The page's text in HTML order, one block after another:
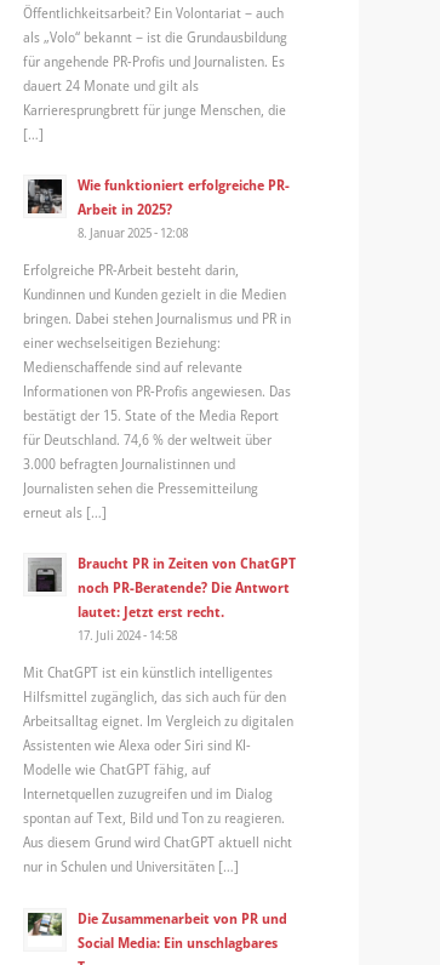
Öffentlichkeitsarbeit? Ein Volontariat – auch
als „Volo“ bekannt – ist die Grundausbildung
für angehende PR-Profis und Journalisten. Es
dauert 24 Monate und gilt als
Karrieresprungbrett für junge Menschen, die
[…]
Wie funktioniert erfolgreiche PR-
Arbeit in 2025?
8. Januar 2025 - 12:08
Erfolgreiche PR-Arbeit besteht darin,
Kundinnen und Kunden gezielt in die Medien
bringen. Dabei stehen Journalismus und PR in
einer wechselseitigen Beziehung:
Medienschaffende sind auf relevante
Informationen von PR-Profis angewiesen. Das
bestätigt der 15. State of the Media Report
für Deutschland. 74,6 % der weltweit über
3.000 befragten Journalistinnen und
Journalisten sehen die Pressemitteilung
erneut als […]
Braucht PR in Zeiten von ChatGPT
noch PR-Beratende? Die Antwort
lautet: Jetzt erst recht.
17. Juli 2024 - 14:58
Mit ChatGPT ist ein künstlich intelligentes
Hilfsmittel zugänglich, das sich auch für den
Arbeitsalltag eignet. Im Vergleich zu digitalen
Assistenten wie Alexa oder Siri sind KI-
Modelle wie ChatGPT fähig, auf
Internetquellen zuzugreifen und im Dialog
spontan auf Text, Bild und Ton zu reagieren.
Aus diesem Grund wird ChatGPT aktuell nicht
nur in Schulen und Universitäten […]
Die Zusammenarbeit von PR und
Social Media: Ein unschlagbares